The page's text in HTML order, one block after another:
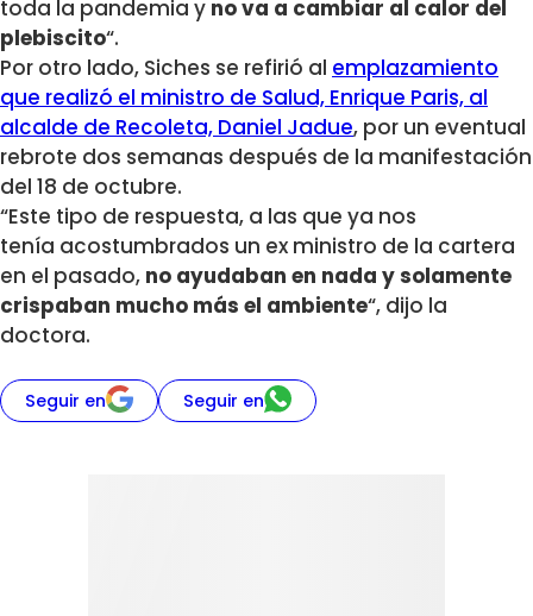
toda la pandemia y no va a cambiar al calor del
plebiscito“.
Por otro lado, Siches se refirió al emplazamiento
que realizó el ministro de Salud, Enrique Paris, al
alcalde de Recoleta, Daniel Jadue, por un eventual
rebrote dos semanas después de la manifestación
del 18 de octubre.
“Este tipo de respuesta, a las que ya nos
tenía acostumbrados un ex ministro de la cartera
en el pasado, no ayudaban en nada y solamente
crispaban mucho más el ambiente“, dijo la
doctora.
Seguir en Seguir en